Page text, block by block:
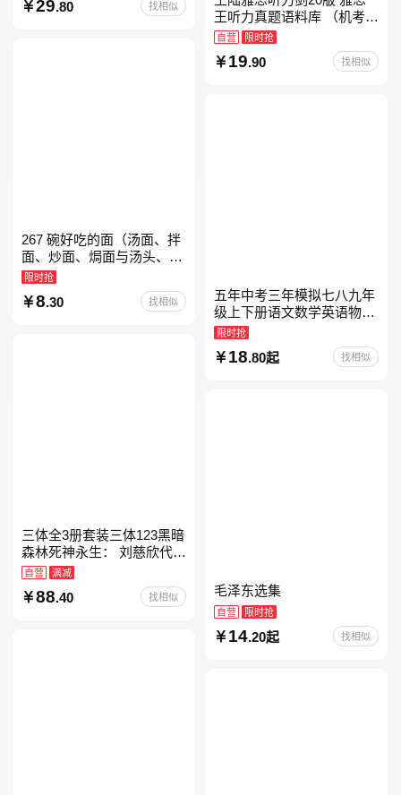
教育书
29.80 找相似
王听力真题语料库 （机考笔
试第二版）备考2026年新版
领跑雅思听力IELTS听力语
料库 新增在
自营 限时抢
19.90 找相似
267 碗好吃的面（汤面、拌
面、炒面、焗面与汤头、高
汤、酱料的奇妙组合，让你
打开味蕾，感受面条的美妙
滋味！令人无法抗拒的
限时抢
8.30 找相似
五年中考三年模拟七八九年
级上下册语文数学英语物理
化学政治历史地理生物人教
版北师版外研版北京版湘教
版5年中考3年模拟当当自
限时抢
18.80起 找相似
三体全3册套装三体123黑暗
森林死神永生： 刘慈欣代表
作，亚洲“雨果奖”获奖作
品！中国科幻基石丛书 科幻
小说代表作
自营 满减
88.40 找相似 毛泽东选集
自营 限时抢
14.20起 找相似